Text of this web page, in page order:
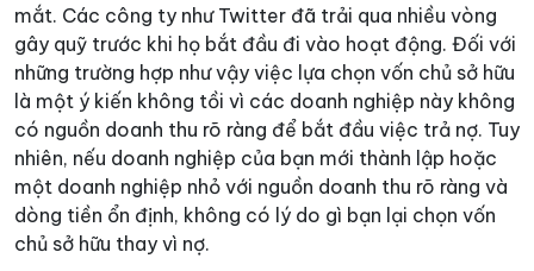
mắt. Các công ty như Twitter đã trải qua nhiều vòng
gây quỹ trước khi họ bắt đầu đi vào hoạt động. Đối với
những trường hợp như vậy việc lựa chọn vốn chủ sở hữu
là một ý kiến không tồi vì các doanh nghiệp này không
có nguồn doanh thu rõ ràng để bắt đầu việc trả nợ. Tuy
nhiên, nếu doanh nghiệp của bạn mới thành lập hoặc
một doanh nghiệp nhỏ với nguồn doanh thu rõ ràng và
dòng tiền ổn định, không có lý do gì bạn lại chọn vốn
chủ sở hữu thay vì nợ.